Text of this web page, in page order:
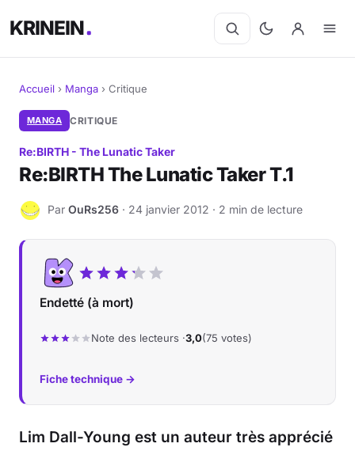
KRINEIN
Cinéma
Séries
Livres
Jeux vidéo
Musique
Accueil › Manga › Critique
MANGA CRITIQUE
Re:BIRTH - The Lunatic Taker
Re:BIRTH The Lunatic Taker T.1
O Par OuRs256 · 24 janvier 2012 · 2 min de lecture
Endetté (à mort)
Note des lecteurs ·3,0(75 votes)
Fiche technique →
Lim Dall-Young est un auteur très apprécié